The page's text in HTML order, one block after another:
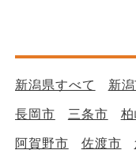
新潟県すべて 新
長岡市 三条市
阿賀野市 佐渡市